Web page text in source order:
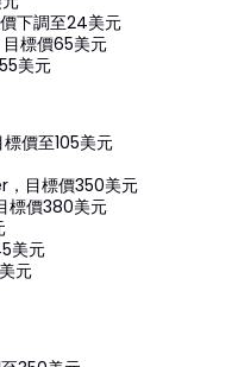
下調至24美元
標價65美元
美元
價至105美元
目標價350美元
標價380美元
美元
元